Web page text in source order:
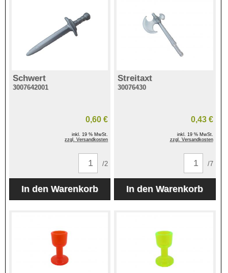
Schwert
3007642001
0,60 €
inkl. 19 % MwSt.
zzgl. Versandkosten
/2
Streitaxt
30076430
0,43 €
inkl. 19 % MwSt.
zzgl. Versandkosten
/7